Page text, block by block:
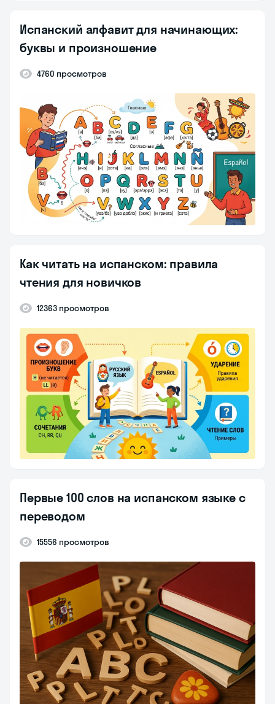
Испанский алфавит для начинающих:
буквы и произношение
4760 просмотров
Как читать на испанском: правила
чтения для новичков
12363 просмотров
Первые 100 слов на испанском языке с
переводом
15556 просмотров